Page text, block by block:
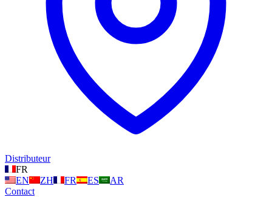
Distributeur
FR
EN
ZH FR ES
AR
Contact